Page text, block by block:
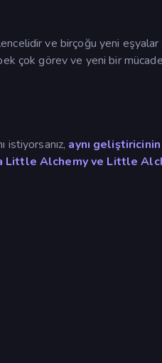
ve birçoğu yeni
çok görev ve yeni bir
istiyorsanız, aynı geliştiricinin
Little Alchemy ve Little